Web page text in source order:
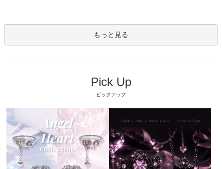
もっと見る
Pick Up
ピックアップ